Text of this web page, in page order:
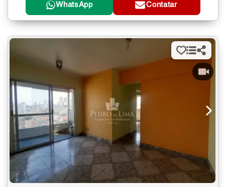
WhatsApp Contatar